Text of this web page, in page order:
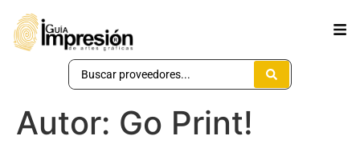
Autor: Go Print!